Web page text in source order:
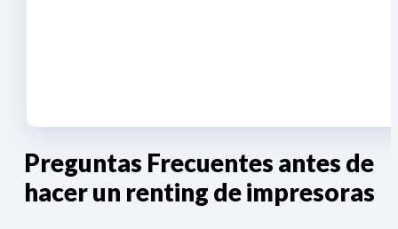
Preguntas Frecuentes antes de
hacer un renting de impresoras